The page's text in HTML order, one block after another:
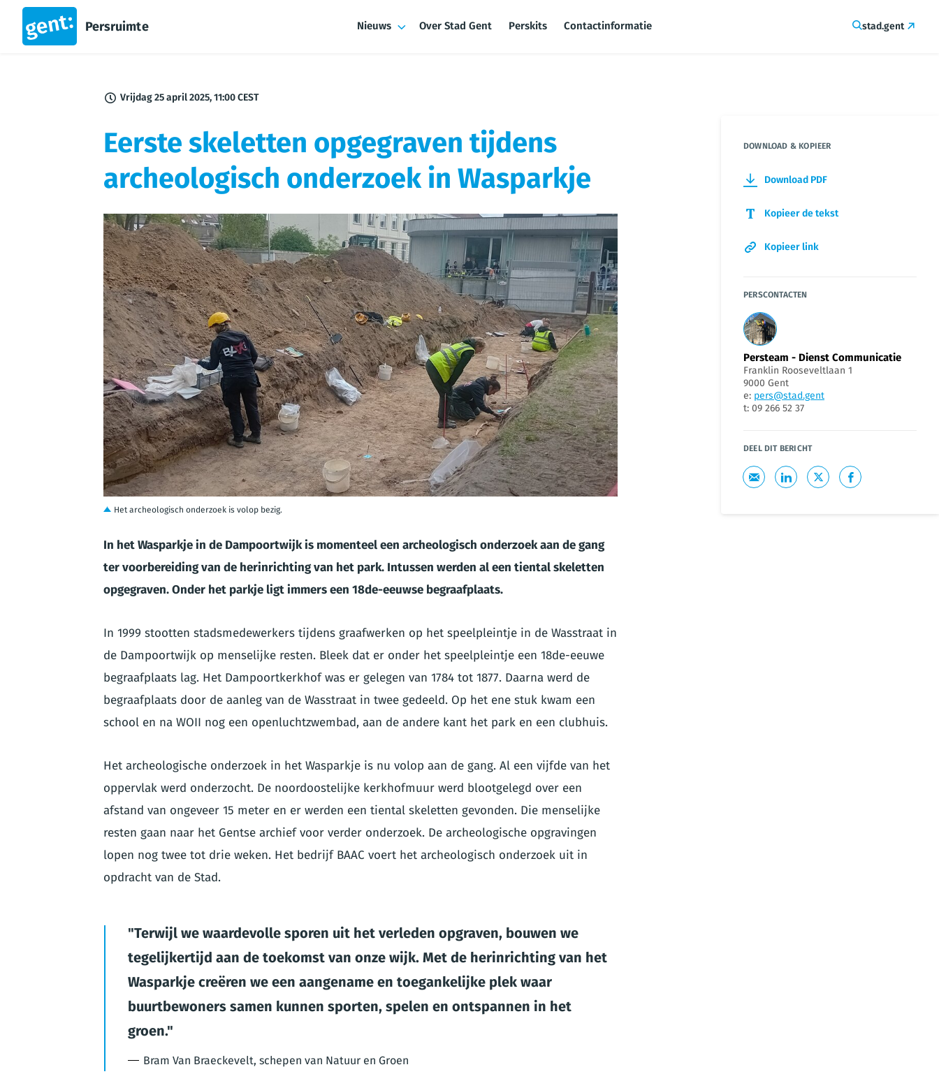
Persruimte Nieuws Over Stad Gent Perskits Contactinformatie stad.gent
Vrijdag 25 april 2025, 11:00 CEST
Eerste skeletten opgegraven tijdens
archeologisch onderzoek in Wasparkje
JPG
Het archeologisch onderzoek is volop bezig.
In het Wasparkje in de Dampoortwijk is momenteel een archeologisch onderzoek aan de gang
ter voorbereiding van de herinrichting van het park. Intussen werden al een tiental skeletten
opgegraven. Onder het parkje ligt immers een 18de-eeuwse begraafplaats.
In 1999 stootten stadsmedewerkers tijdens graafwerken op het speelpleintje in de Wasstraat in
de Dampoortwijk op menselijke resten. Bleek dat er onder het speelpleintje een 18de-eeuwe
begraafplaats lag. Het Dampoortkerkhof was er gelegen van 1784 tot 1877. Daarna werd de
begraafplaats door de aanleg van de Wasstraat in twee gedeeld. Op het ene stuk kwam een
school en na WOII nog een openluchtzwembad, aan de andere kant het park en een clubhuis.
Het archeologische onderzoek in het Wasparkje is nu volop aan de gang. Al een vijfde van het
oppervlak werd onderzocht. De noordoostelijke kerkhofmuur werd blootgelegd over een
afstand van ongeveer 15 meter en er werden een tiental skeletten gevonden. Die menselijke
resten gaan naar het Gentse archief voor verder onderzoek. De archeologische opgravingen
lopen nog twee tot drie weken. Het bedrijf BAAC voert het archeologisch onderzoek uit in
opdracht van de Stad.
Terwijl we waardevolle sporen uit het verleden opgraven, bouwen we
tegelijkertijd aan de toekomst van onze wijk. Met de herinrichting van het
Wasparkje creëren we een aangename en toegankelijke plek waar
buurtbewoners samen kunnen sporten, spelen en ontspannen in het
groen.
Bram Van Braeckevelt, schepen van Natuur en Groen
DOWNLOAD & KOPIEER
Download PDF
Kopieer de tekst
Kopieer link
PERSCONTACTEN
Persteam - Dienst Communicatie
Franklin Rooseveltlaan 1
9000 Gent
e: pers@stad.gent
t: 09 266 52 37
DEEL DIT BERICHT